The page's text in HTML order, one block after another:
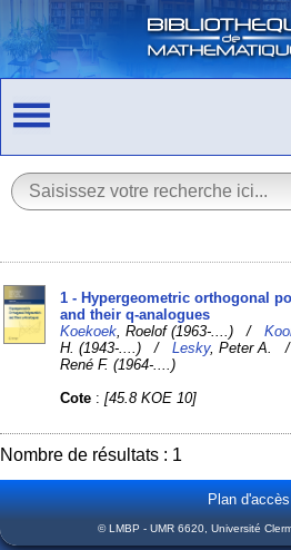
1 - Hypergeometric orthogonal
and their q-analogues
Koekoek , Roelof (1963-....) /
H. (1943-....) /Lesky, Peter
René F. (1964-....)
Cote :[45.8 KOE 10]
Nombre de résultats : 1
Plan d'accès
© LMBP - UMR 6620, Université